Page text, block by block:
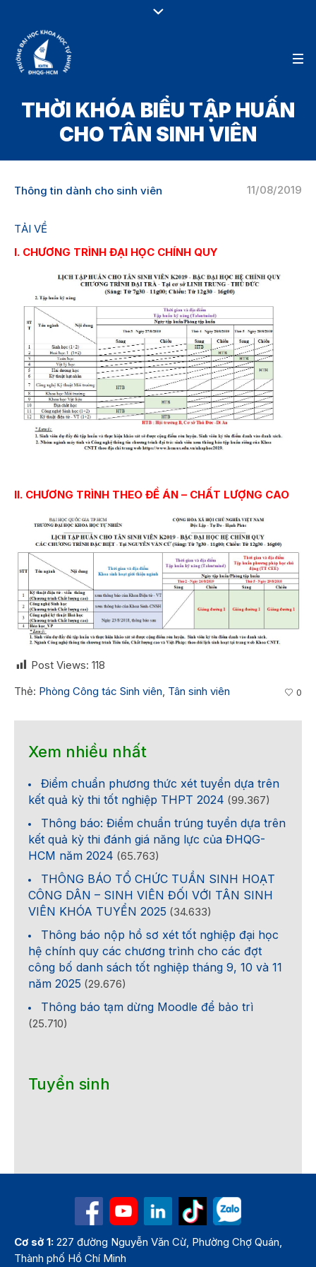
THỜI KHÓA BIỂU TẬP HUẤN
CHO TÂN SINH VIÊN
11/08/2019
Thông tin dành cho sinh viên
TẢI VỀ
I. CHƯƠNG TRÌNH ĐẠI HỌC CHÍNH QUY
II. CHƯƠNG TRÌNH THEO ĐỀ ÁN – CHẤT LƯỢNG CAO
Post Views: 118
Thẻ: Phòng Công tác Sinh viên, Tân sinh viên 0
Xem nhiều nhất
Điểm chuẩn phương thức xét tuyển dựa trên
kết quả kỳ thi tốt nghiệp THPT 2024 (99.367)
Thông báo: Điểm chuẩn trúng tuyển dựa trên
kết quả kỳ thi đánh giá năng lực của ĐHQG-
HCM năm 2024 (65.763)
THÔNG BÁO TỔ CHỨC TUẦN SINH HOẠT
CÔNG DÂN – SINH VIÊN ĐỐI VỚI TÂN SINH
VIÊN KHÓA TUYỂN 2025 (34.633)
Thông báo nộp hồ sơ xét tốt nghiệp đại học
hệ chính quy các chương trình cho các đợt
công bố danh sách tốt nghiệp tháng 9, 10 và 11
năm 2025 (29.676)
Thông báo tạm dừng Moodle để bảo trì
(25.710)
Tuyển sinh
Cơ sở 1: 227 đường Nguyễn Văn Cừ, Phường Chợ Quán,
Thành phố Hồ Chí Minh